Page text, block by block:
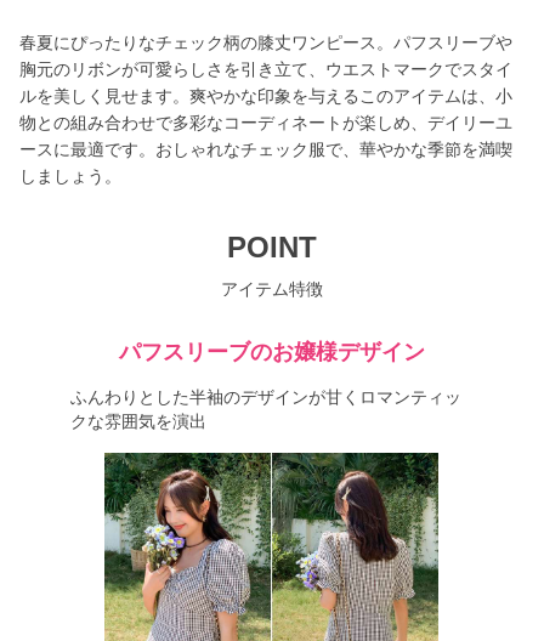
春夏にぴったりなチェック柄の膝丈ワンピース。パフスリーブや
胸元のリボンが可愛らしさを引き立て、ウエストマークでスタイ
ルを美しく見せます。爽やかな印象を与えるこのアイテムは、小
物との組み合わせで多彩なコーディネートが楽しめ、デイリーユ
ースに最適です。おしゃれなチェック服で、華やかな季節を満喫
しましょう。
POINT
アイテム特徴
パフスリーブのお嬢様デザイン
ふんわりとした半袖のデザインが甘くロマンティッ
クな雰囲気を演出